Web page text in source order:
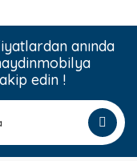
anında
edin !